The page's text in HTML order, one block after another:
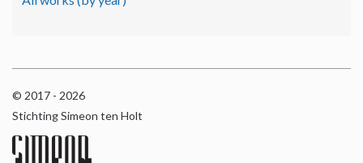
© 2017 - 2026
Stichting Simeon ten Holt